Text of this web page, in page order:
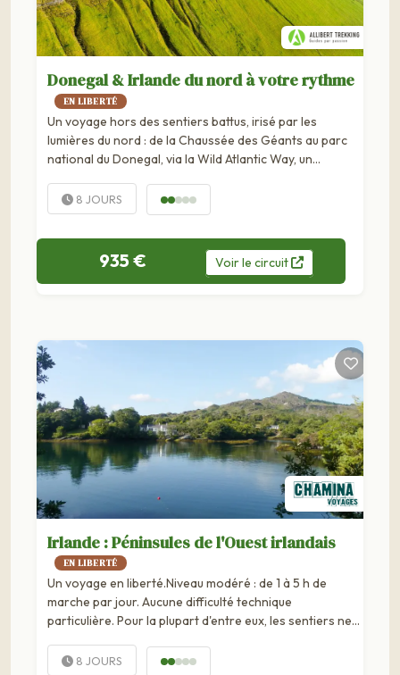
Donegal & Irlande du nord à votre rythme
EN LIBERTÉ
Un voyage hors des sentiers battus, irisé par les
lumières du nord : de la Chaussée des Géants au parc
national du Donegal, via la Wild Atlantic Way, un
8 JOURS
935 € Voirle circuit
Irlande : Péninsules de l'Ouest irlandais
EN LIBERTÉ
Un voyage en liberté.Niveau modéré : de 1 à 5 h de
marche par jour. Aucune difficulté technique
particulière. Pour la plupart d'entre eux, les sentiers ne
savoir s'orienter avec une...
8 JOURS